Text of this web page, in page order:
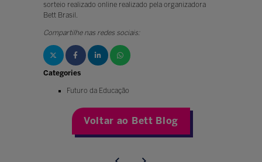
sorteio realizado online realizado pela organizadora
Bett Brasil.
Compartilhe nas redes sociais:
Categories
Futuro da Educação
Voltar ao Bett Blog